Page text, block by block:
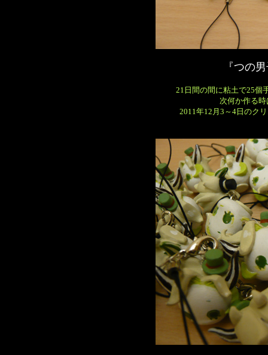
『つの
21日間の間に粘土で25個
次何か作る
2011年12月3～4日のク